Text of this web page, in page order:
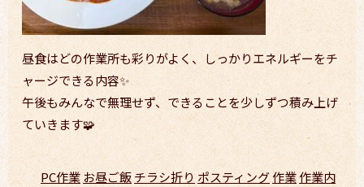
昼食はどの作業所も彩りがよく、しっかりエネルギーをチ
ャージできる内容✨
午後もみんなで無理せず、できることを少しずつ積み上げ
ていきます🧩
PC作業 お昼ご飯チラシ折り ポスティング作業作業内